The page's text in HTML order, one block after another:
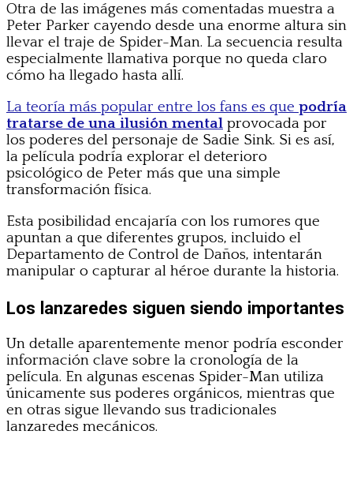
Otra de las imágenes más comentadas muestra a
Peter Parker cayendo desde una enorme altura sin
llevar el traje de Spider-Man. La secuencia resulta
especialmente llamativa porque no queda claro
cómo ha llegado hasta allí.
La teoría más popular entre los fans es que podría
tratarse de una ilusión mental provocada por
los poderes del personaje de Sadie Sink. Si es así,
la película podría explorar el deterioro
psicológico de Peter más que una simple
transformación física.
Esta posibilidad encajaría con los rumores que
apuntan a que diferentes grupos, incluido el
Departamento de Control de Daños, intentarán
manipular o capturar al héroe durante la historia.
Los lanzaredes siguen siendo importantes
Un detalle aparentemente menor podría esconder
información clave sobre la cronología de la
película. En algunas escenas Spider-Man utiliza
únicamente sus poderes orgánicos, mientras que
en otras sigue llevando sus tradicionales
lanzaredes mecánicos.